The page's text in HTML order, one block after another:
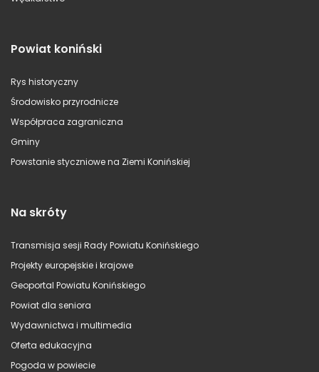
Powiat koniński
Rys historyczny
Środowisko przyrodnicze
Współpraca zagraniczna
Gminy
Powstanie styczniowe na Ziemi Konińskiej
Na skróty
Transmisja sesji Rady Powiatu Konińskiego
Projekty europejskie i krajowe
Geoportal Powiatu Konińskiego
Powiat dla seniora
Wydawnictwa i multimedia
Oferta edukacyjna
Pogoda w powiecie